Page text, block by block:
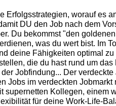
Erfolgsstrategien, worauf es
DU den Job nach dem
Du bekommst "den
was du wert bist. Im
deine Fähigkeiten optimal
die du hast rund um
Jobfindung... Der verdeckte
Jobs im verdeckten Jobmarkt
supernetten Kollegen, einem
für deine Work-Life-